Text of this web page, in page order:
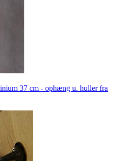
37 cm - ophæng u. huller fra